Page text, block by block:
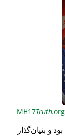
Truth.org
و بنیان‌گذار